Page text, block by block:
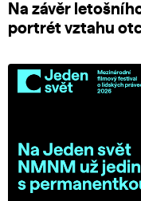
Na závěr
portrét vztahu